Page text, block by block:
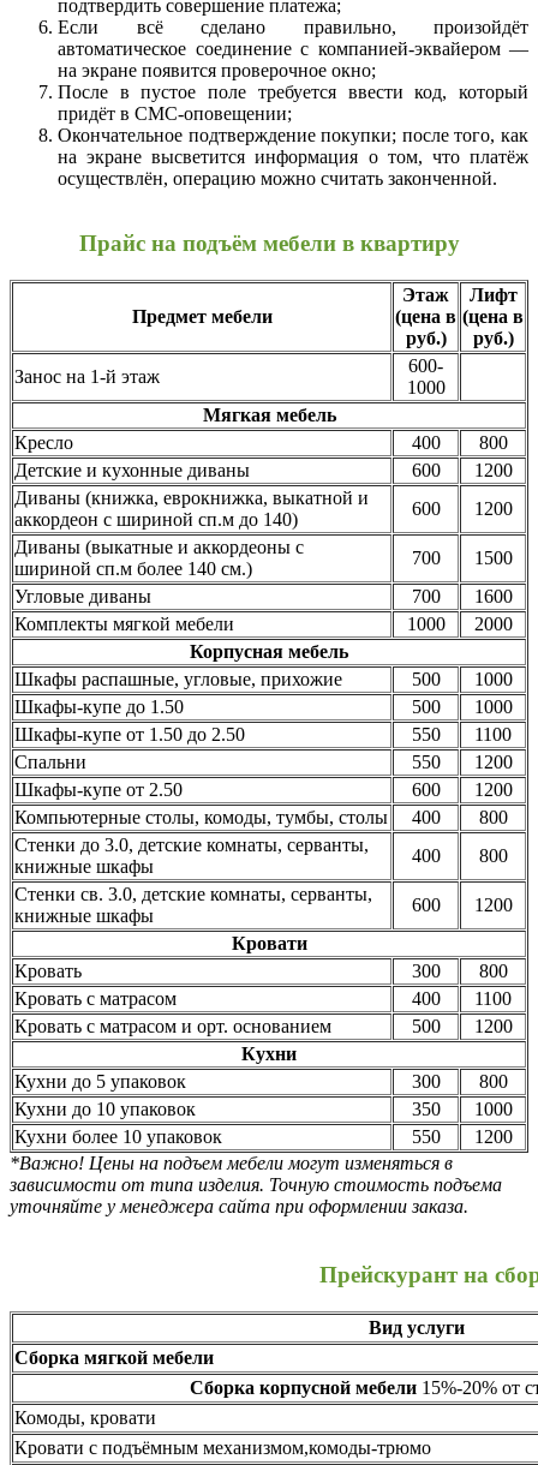
подтвердить совершение платежа;
Если всё сделано правильно, произойдёт
автоматическое соединение с компанией-эквайером —
на экране появится проверочное окно;
После в пустое поле требуется ввести код, который
придёт в СМС-оповещении;
Окончательное подтверждение покупки; после того, как
на экране высветится информация о том, что платёж
осуществлён, операцию можно считать законченной.
Прайс на подъём мебели в квартиру
Предмет мебели
Этаж
(цена в
руб.)
Лифт
(цена в
руб.)
Занос на 1-й этаж
600-
1000
Мягкая мебель
Кресло
400
800
Детские и кухонные диваны
600
1200
Диваны (книжка, еврокнижка, выкатной и
аккордеон с шириной сп.м до 140)
600
1200
Диваны (выкатные и аккордеоны с
шириной сп.м более 140 см.)
700
1500
Угловые диваны
700
1600
Комплекты мягкой мебели
1000
2000
Корпусная мебель
Шкафы распашные, угловые, прихожие
500
1000
Шкафы-купе до 1.50
500
1000
Шкафы-купе от 1.50 до 2.50
550
1100
Спальни
550
1200
Шкафы-купе от 2.50
600
1200
Компьютерные столы, комоды, тумбы, столы
400
800
Стенки до 3.0, детские комнаты, серванты,
книжные шкафы
400
800
Стенки св. 3.0, детские комнаты, серванты,
книжные шкафы
600
1200
Кровати
Кровать
300
800
Кровать с матрасом
400
1100
Кровать с матрасом и орт. основанием
500
1200
Кухни
Кухни до 5 упаковок
300
800
Кухни до 10 упаковок
350
1000
Кухни более 10 упаковок
550
1200
*Важно! Цены на подъем мебели могут изменяться в
зависимости от типа изделия. Точную стоимость подъема
уточняйте у менеджера сайта при оформлении заказа.
Прейскурант на
Вид услуги
Сборка мягкой мебели
Сборка корпусной мебели15%-20% от
Комоды, кровати
Кровати с подъёмным механизмом,комоды-трюмо